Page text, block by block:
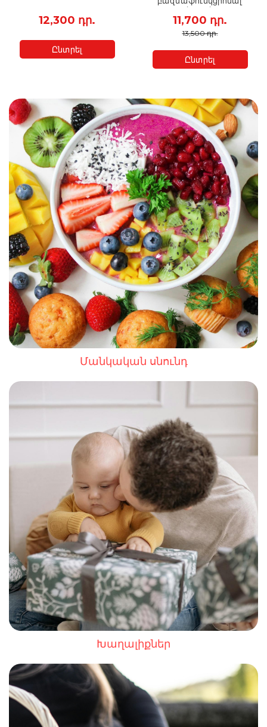
12,300 դր.
Ընտրել
ջեռուցիչ
11,700 դր.
13,500 դր.
Ընտրել
Մանկական սնունդ
Խաղալիքներ